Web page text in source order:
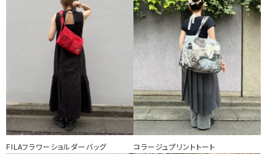
FILAフラワーショルダーバッグ コラージュプリントトート